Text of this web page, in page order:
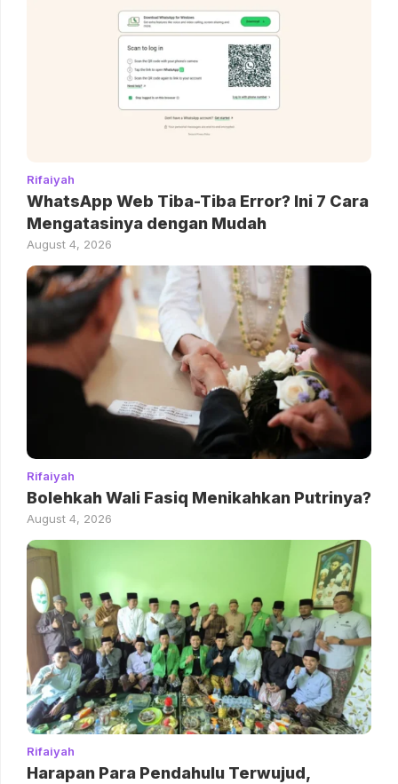
Rifaiyah
WhatsApp Web Tiba-Tiba Error? Ini 7 Cara
Mengatasinya dengan Mudah
August 4, 2026
Rifaiyah
Bolehkah Wali Fasiq Menikahkan Putrinya?
August 4, 2026
Rifaiyah
Harapan Para Pendahulu Terwujud,